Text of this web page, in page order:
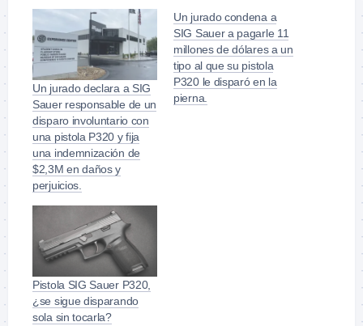
Un jurado declara a SIG
Sauer responsable de un
disparo involuntario con
una pistola P320 y fija
una indemnización de
$2,3M en daños y
perjuicios.
Un jurado condena a
SIG Sauer a pagarle 11
millones de dólares a un
tipo al que su pistola
P320 le disparó en la
pierna.
Pistola SIG Sauer P320,
¿se sigue disparando
sola sin tocarla?